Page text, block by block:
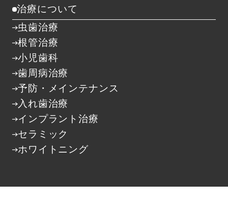
治療について
虫歯治療
根管治療
小児歯科
歯周病治療
予防・メインテナンス
入れ歯治療
インプラント治療
セラミック
ホワイトニング